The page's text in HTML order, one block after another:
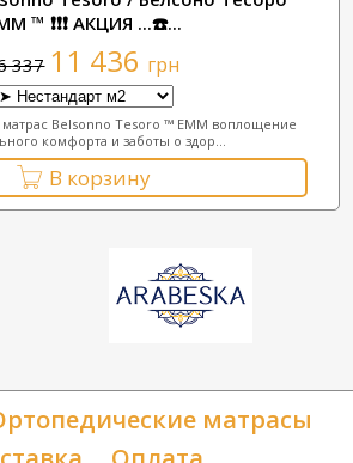
™ ❗❗❗ АКЦИЯ ...☎️...
337 11 436 грн
Belsonno Tesoro ™ ЕММ воплощение
комфорта и заботы о здор...
В корзину
матрасы